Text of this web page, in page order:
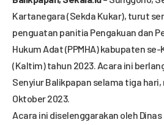
Kartanegara (Sekda Kukar), turut
penguatan panitia Pengakuan dan
Hukum Adat (PPMHA) kabupaten
(Kaltim) tahun 2023. Acara ini
Senyiur Balikpapan selama tiga
Oktober 2023.
Acara ini diselenggarakan oleh